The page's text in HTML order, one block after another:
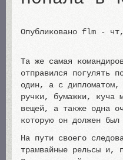
Опубликовано flm -
Та же самая
отправился погулять
один, а с
ручки, бумажки, куча
вещей, а также одна
которую он должен
На пути своего
трамвайные рельсы и,